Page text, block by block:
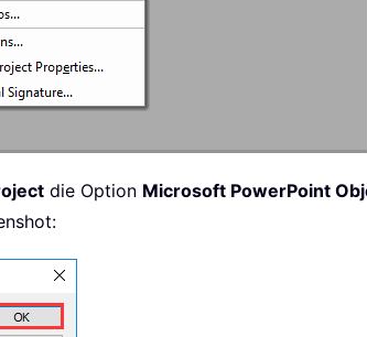
die Option Microsoft PowerPoint